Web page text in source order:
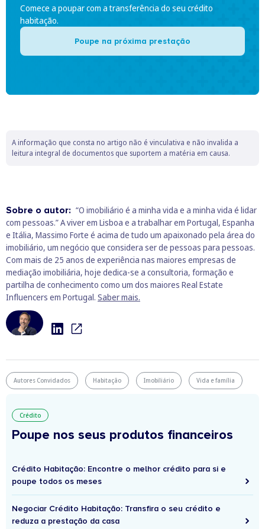
Comece a poupar com a transferência do seu crédito
habitação.
Poupe na próxima prestação
A informação que consta no artigo não é vinculativa e não invalida a
leitura integral de documentos que suportem a matéria em causa.
Sobre o autor: “O imobiliário é a minha vida e a minha vida é lidar
com pessoas.” A viver em Lisboa e a trabalhar em Portugal, Espanha
e Itália, Massimo Forte é acima de tudo um apaixonado pela área do
imobiliário, um negócio que considera ser de pessoas para pessoas.
Com mais de 25 anos de experiência nas maiores empresas de
mediação imobiliária, hoje dedica-se a consultoria, formação e
partilha de conhecimento como um dos maiores Real Estate
Influencers em Portugal. Saber mais.
Autores Convidados Habitação Imobiliário Vida e família
Crédito
Poupe nos seus produtos financeiros
Crédito Habitação: Encontre o melhor crédito para si e
poupe todos os meses
Negociar Crédito Habitação: Transfira o seu crédito e
reduza a prestação da casa